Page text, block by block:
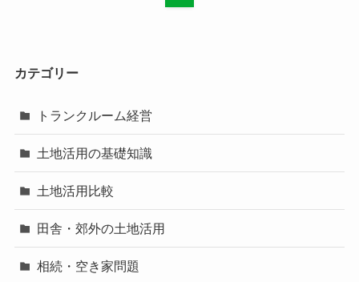
カテゴリー
トランクルーム経営
土地活用の基礎知識
土地活用比較
田舎・郊外の土地活用
相続・空き家問題